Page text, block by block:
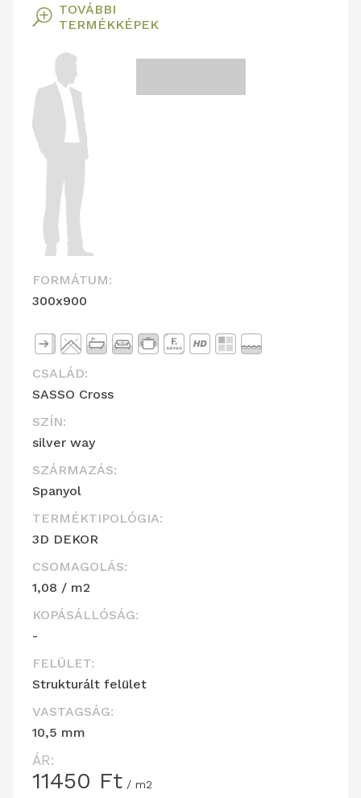
T TOVÁBBI
TERMÉKKÉPEK
FORMÁTUM:
300x900
CSALÁD:
SASSO Cross
SZÍN:
silver way
SZÁRMAZÁS:
Spanyol
TERMÉKTIPOLÓGIA:
3D DEKOR
CSOMAGOLÁS:
1,08 / m2
KOPÁSÁLLÓSÁG:
-
FELÜLET:
Strukturált felület
VASTAGSÁG:
10,5 mm
ÁR:
11450 Ft / m2